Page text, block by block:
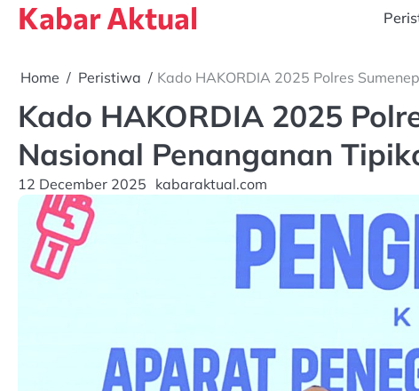
SkipKabar Aktual
Home Peristiwa Kado HAKORDIA 2025 Polres
Kado HAKORDIA 2025
Nasional Penanganan
12 December 2025 kabaraktual.com